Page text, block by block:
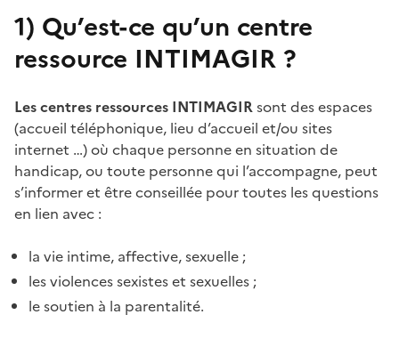
1) Qu’est-ce qu’un centre
ressource INTIMAGIR ?
Les centres ressources INTIMAGIRsont des espaces
(accueil téléphonique, lieu d’accueil et/ou sites
internet …) où chaque personne en situation de
handicap, ou toute personne qui l’accompagne, peut
s’informer et être conseillée pour toutes les questions
en lien avec :
la vie intime, affective, sexuelle ;
les violences sexistes et sexuelles ;
le soutien à la parentalité.